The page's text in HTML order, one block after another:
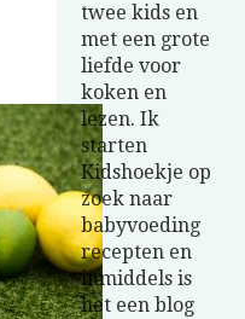
twee kids en
met een grote
liefde voor
koken en
lezen. Ik
starten
Kidshoekje op
zoek naar
babyvoeding
recepten en
inmiddels is
het een blog